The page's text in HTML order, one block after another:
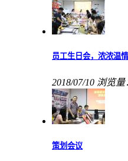
员工生日会，浓浓温
2018/07/10 浏览量
策划会议